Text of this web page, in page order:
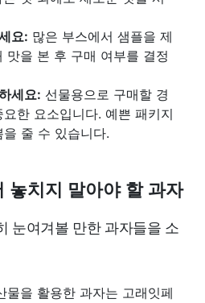
요: 많은 부스에서 샘플을 제
맛을 본 후 구매 여부를 결정
세요: 선물용으로 구매할 경
한 요소입니다. 예쁜 패키지
줄 수 있습니다.
놓치지 말아야 할 과자
눈여겨볼 만한 과자들을 소
물을 활용한 과자는 고래잇페